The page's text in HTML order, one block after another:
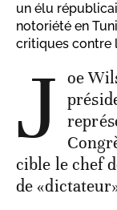
un élu
notoriété en
critiques contre
J oe
cible le chef
de